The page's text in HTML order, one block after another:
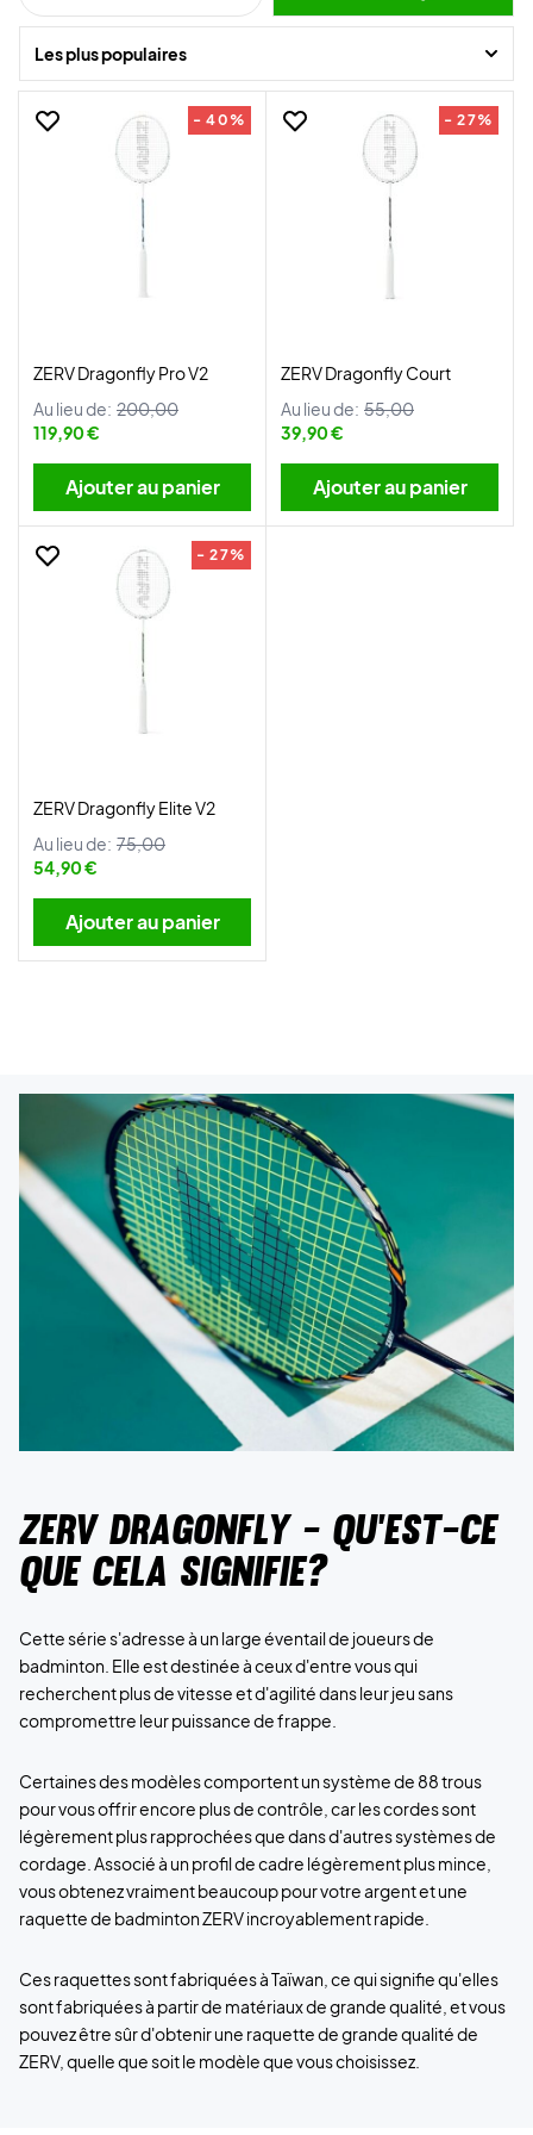
Les plus populaires
- 40%
ZERV Dragonfly Pro V2
Au lieu de: 200,00
119,90 €
Ajouter au panier
- 27%
ZERV Dragonfly Court
Au lieu de: 55,00
39,90 €
Ajouter au panier
- 27%
ZERV Dragonfly Elite V2
Au lieu de: 75,00
54,90 €
Ajouter au panier
ZERV Dragonfly - Qu'est-ce
que cela signifie?
Cette série s'adresse à un large éventail de joueurs de
badminton. Elle est destinée à ceux d'entre vous qui
recherchent plus de vitesse et d'agilité dans leur jeu sans
compromettre leur puissance de frappe.
Certaines des modèles comportent un système de 88 trous
pour vous offrir encore plus de contrôle, car les cordes sont
légèrement plus rapprochées que dans d'autres systèmes de
cordage. Associé à un profil de cadre légèrement plus mince,
vous obtenez vraiment beaucoup pour votre argent et une
raquette de badminton ZERV incroyablement rapide.
Ces raquettes sont fabriquées à Taïwan, ce qui signifie qu'elles
sont fabriquées à partir de matériaux de grande qualité, et vous
pouvez être sûr d'obtenir une raquette de grande qualité de
ZERV, quelle que soit le modèle que vous choisissez.